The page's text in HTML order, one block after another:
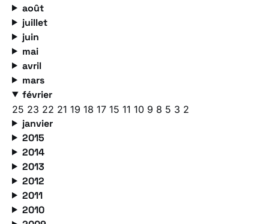
août
juillet
juin
mai
avril
mars
février
25 23 22 21 19 18 17 15 11 10 9 8 5 3 2
janvier
2015
2014
2013
2012
2011
2010